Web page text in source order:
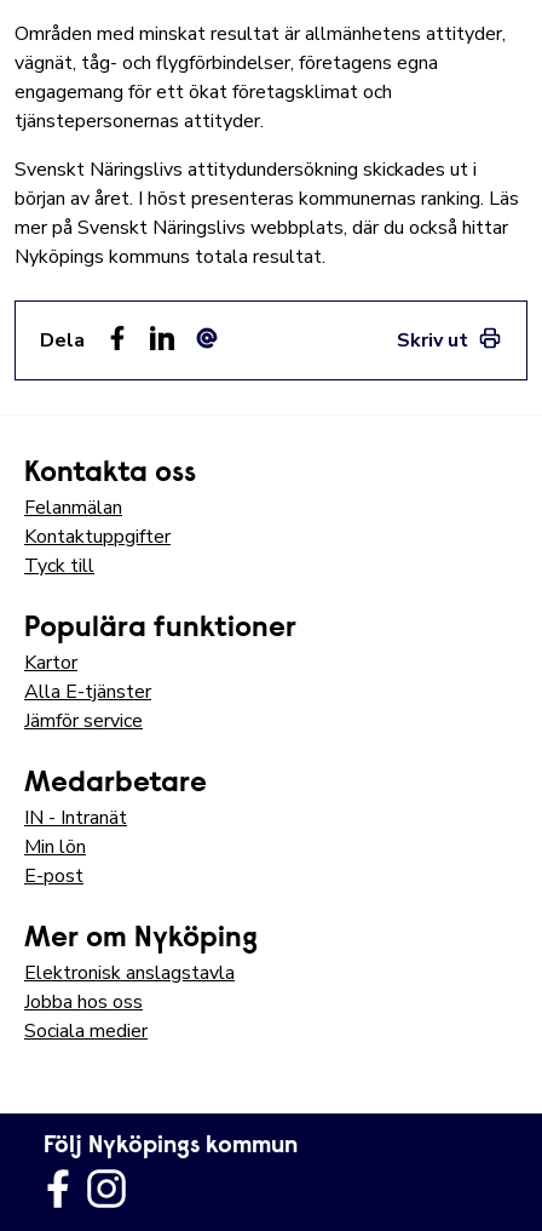
Områden med minskat resultat är allmänhetens attityder,
vägnät, tåg- och flygförbindelser, företagens egna
engagemang för ett ökat företagsklimat och
tjänstepersonernas attityder.
Svenskt Näringslivs attitydundersökning skickades ut i
början av året. I höst presenteras kommunernas ranking. Läs
mer på Svenskt Näringslivs webbplats, där du också hittar
Nyköpings kommuns totala resultat.
Dela
Skriv ut
Kontakta oss
Felanmälan
Kontaktuppgifter
Tyck till
Populära funktioner
Kartor
Alla E-tjänster
Jämför service
Medarbetare
IN - Intranät
Min lön
E-post
Mer om Nyköping
Elektronisk anslagstavla
Jobba hos oss
Sociala medier
Följ Nyköpings kommun